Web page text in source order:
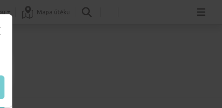
Mapa útěku